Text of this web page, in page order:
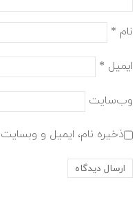
نام *
ایمیل *
وب‌سایت
ذخیره نام، ایمیل و